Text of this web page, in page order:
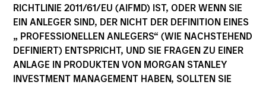
RICHTLINIE 2011/61/EU (AIFMD) IST, ODER WENN SIE
EIN ANLEGER SIND, DER NICHT DER DEFINITION EINES
„ PROFESSIONELLEN ANLEGERS“ (WIE NACHSTEHEND
DEFINIERT) ENTSPRICHT, UND SIE FRAGEN ZU EINER
ANLAGE IN PRODUKTEN VON MORGAN STANLEY
INVESTMENT MANAGEMENT HABEN, SOLLTEN SIE